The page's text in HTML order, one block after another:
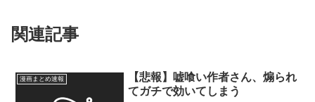
関連記事
漫画まとめ速報
【悲報】嘘喰い作者さん、煽られ
てガチで効いてしまう